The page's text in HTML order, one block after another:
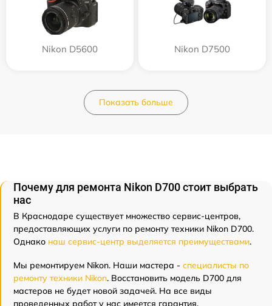
Nikon D5600 Nikon D7500
Показать больше
Почему для ремонта Nikon D700 стоит выбрать
нас
В Краснодаре существует множество сервис-центров,
предоставляющих услуги по ремонту техники Nikon D700.
Однако наш сервис-центр выделяется преимуществами.
Мы ремонтируем Nikon. Наши мастера - специалисты по
ремонту техники Nikon. Восстановить модель D700 для
мастеров не будет новой задачей. На все виды